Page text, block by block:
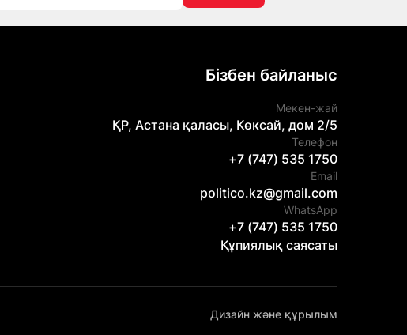
Бізбен байланыс
Мекен-жай
ҚР, Астана қаласы, Көксай, дом 2/5
Телефон
+7 (747) 535 1750
Email
politico.kz@gmail.com
WhatsApp
+7 (747) 535 1750
Құпиялық саясаты
Дизайн және құрылым